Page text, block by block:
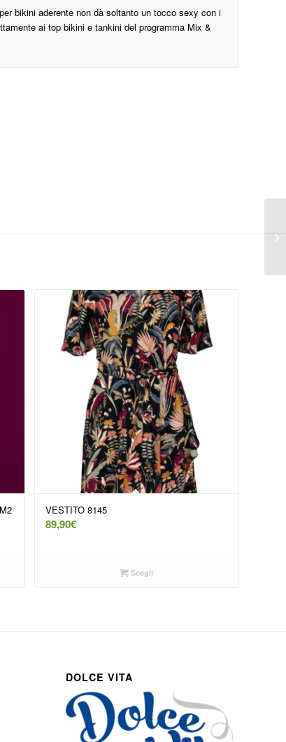
bikini aderente non dà soltanto un tocco sexy con i
ai top bikini e tankini del programma Mix &
VESTITO 8145
89,90€
Scegli
DOLCE VITA